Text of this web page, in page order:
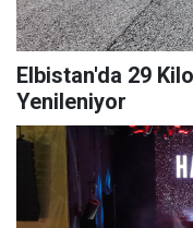
Elbistan'da 29
Yenileniyor